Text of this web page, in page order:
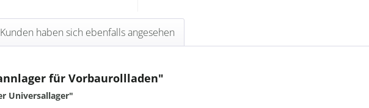
Kunden haben sich ebenfalls angesehen
für Vorbaurollladen"
Universallager"